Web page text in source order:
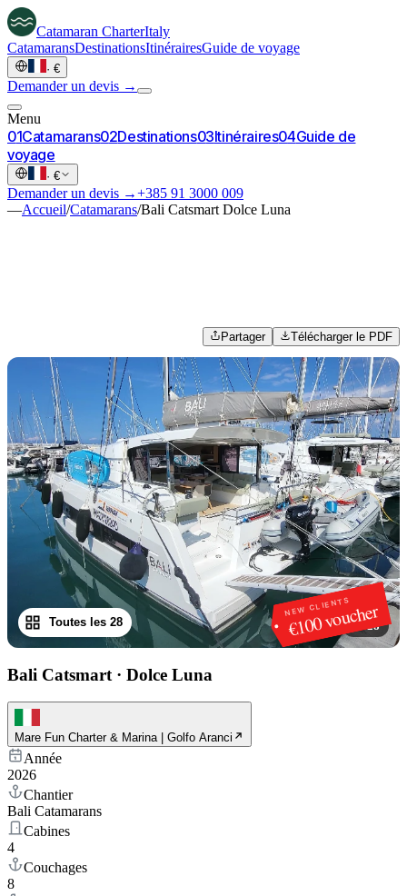
Catamaran CharterItaly
CatamaransDestinationsItinérairesGuide de voyage
· €
Demander un devis →
Menu
01Catamarans02Destinations03Itinéraires04Guide de
voyage
· €
Demander un devis →+385 91 3000 009
—Accueil/Catamarans/Bali Catsmart Dolce Luna
Partager Télécharger le PDF
NEW CLIENTS
€100 voucher
1/28
Toutes les 28
Bali Catsmart · Dolce Luna
Mare Fun Charter & Marina | Golfo Aranci
Année
2026
Chantier
Bali Catamarans
Cabines
4
Couchages
8